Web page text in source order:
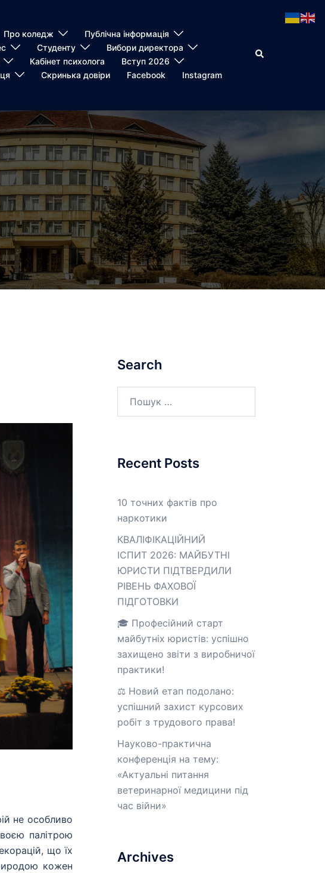
Про коледж
Публічна інформація
Студенту
Вибори директора
Кабінет психолога
Вступ 2026
Скринька довіри Facebook Instagram
Пошук
не особливо
палітрою
що їх
кожен
Search
Recent Posts
10 точних фактів про
наркотики
КВАЛІФІКАЦІЙНИЙ
ІСПИТ 2026: МАЙБУТНІ
ЮРИСТИ ПІДТВЕРДИЛИ
РІВЕНЬ ФАХОВОЇ
ПІДГОТОВКИ
🎓 Професійний старт
майбутніх юристів: успішно
захищено звіти з виробничої
практики!
⚖️ Новий етап подолано:
успішний захист курсових
робіт з трудового права!
Науково-практична
конференція на тему:
«Актуальні питання
ветеринарної медицини під
час війни»
Archives